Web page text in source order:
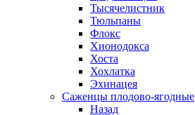
Тысячелистник
Тюльпаны
Флокс
Хионодокса
Хоста
Хохлатка
Эхинацея
Саженцы плодово-ягодные
Назад